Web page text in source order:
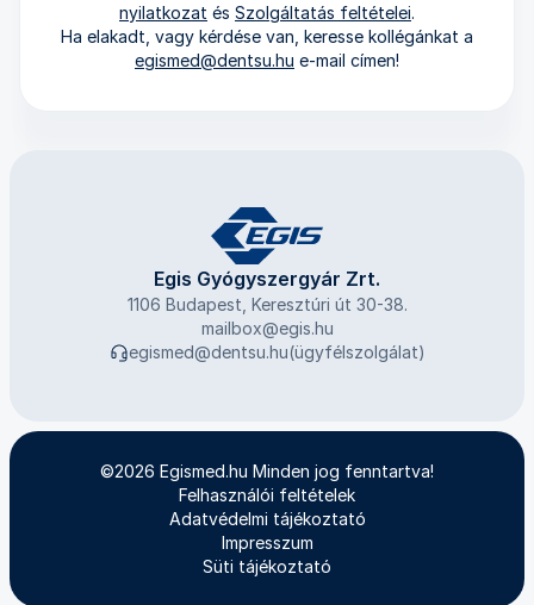
nyilatkozat és Szolgáltatás feltételei.
Ha elakadt, vagy kérdése van, keresse kollégánkat a
egismed@dentsu.hu e-mail címen!
Egis Gyógyszergyár Zrt.
1106 Budapest, Keresztúri út 30-38.
mailbox@egis.hu
egismed@dentsu.hu(ügyfélszolgálat)
©2026 Egismed.hu Minden jog fenntartva!
Felhasználói feltételek
Adatvédelmi tájékoztató
Impresszum
Süti tájékoztató